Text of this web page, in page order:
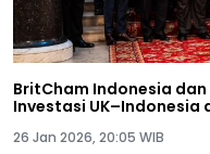
BritCham Indonesia
Investasi UK–Indonesia
26 Jan 2026, 20:05 WIB